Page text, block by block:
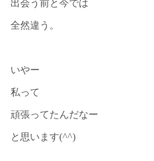
出会う前と今では
全然違う。
いやー
私って
頑張ってたんだなー
と思います(^^)